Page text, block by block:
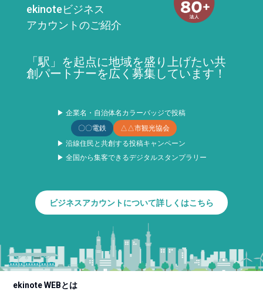
ekinoteビジネス
アカウントのご紹介
「駅」を起点に地域を盛り上げたい共
創パートナーを広く募集しています！
▶ 企業名・自治体名カラーバッジで投稿
〇〇電鉄
△△市観光協会
▶ 沿線住民と共創する投稿キャンペーン
▶ 全国から集客できるデジタルスタンプラリー
ビジネスアカウントについて詳しくはこちら
ekinote WEBとは